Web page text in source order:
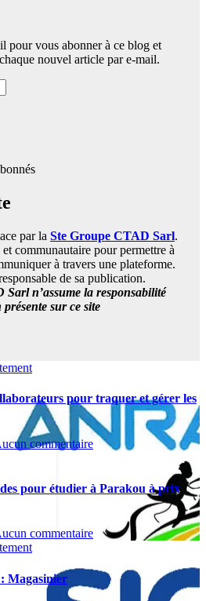
pour vous abonner à ce blog et
nouvel article par e-mail.
par la Ste Groupe CTAD Sarl.
communautaire pour permettre à
à travers une plateforme.
de sa publication.
Sarl n’assume la responsabilité
sur ce site
pour traquer et gérer les
commentaire
pour étudier à Parakou à prix
commentaire
Magasinier